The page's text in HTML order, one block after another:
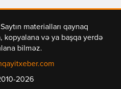
materialları qaynaq
kopyalana və ya başqa yerdə
bilməz.
2026